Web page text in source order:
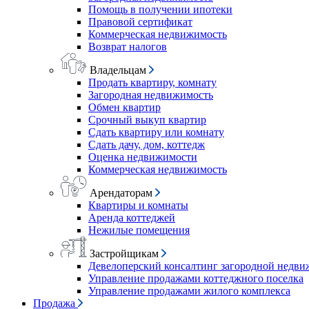
Помощь в получении ипотеки
Правовой сертификат
Коммерческая недвижимость
Возврат налогов
Владельцам
Продать квартиру, комнату
Загородная недвижимость
Обмен квартир
Срочный выкуп квартир
Сдать квартиру или комнату
Сдать дачу, дом, коттедж
Оценка недвижимости
Коммерческая недвижимость
Арендаторам
Квартиры и комнаты
Аренда коттеджей
Нежилые помещения
Застройщикам
Девелоперский консалтинг загородной
Управление продажами коттеджного поселка
Управление продажами жилого комплекса
Продажа